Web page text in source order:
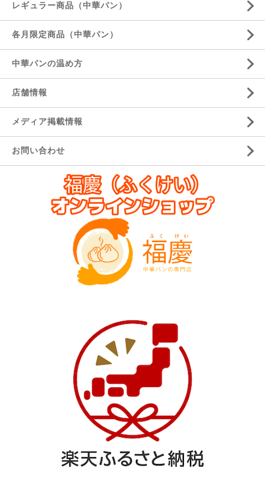
レギュラー商品（中華パン）
各月限定商品（中華パン）
中華パンの温め方
店舗情報
メディア掲載情報
お問い合わせ